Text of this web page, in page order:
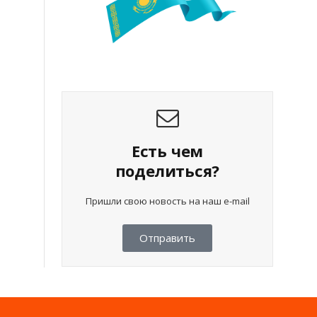
Есть чем
поделиться?
Пришли свою новость на наш e-mail
Отправить